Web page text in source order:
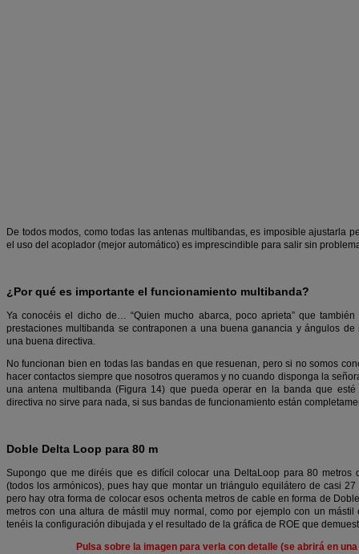
De todos modos, como todas las antenas multibandas, es imposible ajustarla
el uso del acoplador (mejor automático) es imprescindible para salir sin
¿Por qué es importante el funcionamiento multibanda?
Ya conocéis el dicho de… “Quien mucho abarca, poco aprieta” que
prestaciones multibanda se contraponen a una buena ganancia y ángulos
una buena directiva.
No funcionan bien en todas las bandas en que resuenan, pero si no somos
hacer contactos siempre que nosotros queramos y no cuando disponga la
una antena multibanda (Figura 14) que pueda operar en la banda que
directiva no sirve para nada, si sus bandas de funcionamiento están
Doble Delta Loop para 80 m
Supongo que me diréis que es difícil colocar una DeltaLoop para 80
(todos los armónicos), pues hay que montar un triángulo equilátero de casi
pero hay otra forma de colocar esos ochenta metros de cable en forma de
metros con una altura de mástil muy normal, como por ejemplo con un
tenéis la configuración dibujada y el resultado de la gráfica de ROE que
Pulsa sobre la imagen para verla con detalle (se abrirá en